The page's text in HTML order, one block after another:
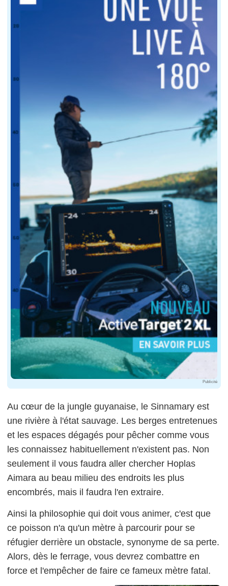
Publicité
Au cœur de la jungle guyanaise, le Sinnamary est
une rivière à l'état sauvage. Les berges entretenues
et les espaces dégagés pour pêcher comme vous
les connaissez habituellement n'existent pas. Non
seulement il vous faudra aller chercher Hoplas
Aimara au beau milieu des endroits les plus
encombrés, mais il faudra l'en extraire.
Ainsi la philosophie qui doit vous animer, c'est que
ce poisson n'a qu'un mètre à parcourir pour se
réfugier derrière un obstacle, synonyme de sa perte.
Alors, dès le ferrage, vous devrez combattre en
force et l'empêcher de faire ce fameux mètre fatal.